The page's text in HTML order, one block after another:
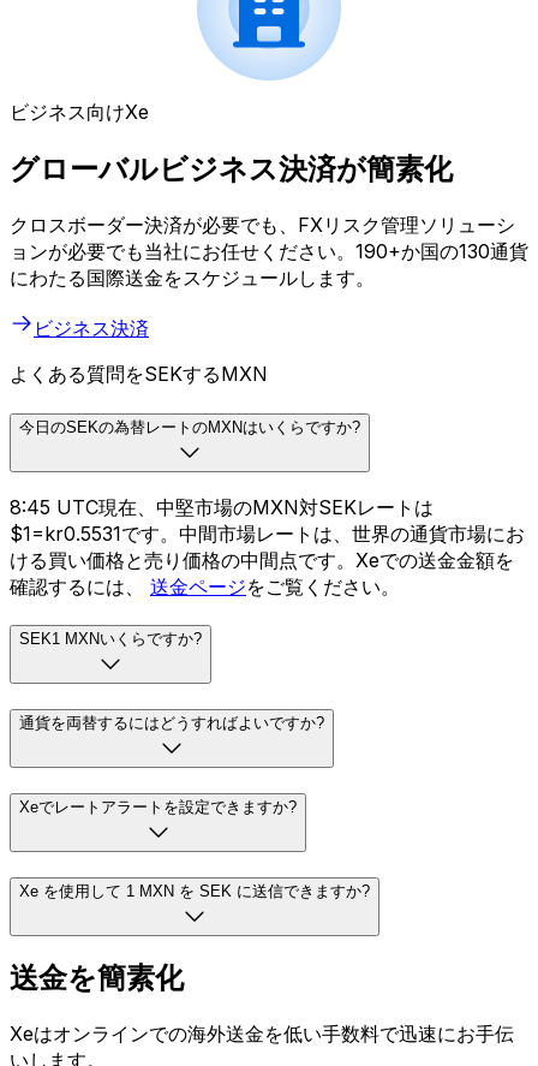
ビジネス向けXe
グローバルビジネス決済が簡素化
クロスボーダー決済が必要でも、FXリスク管理ソリューシ
ョンが必要でも当社にお任せください。190+か国の130通貨
にわたる国際送金をスケジュールします。
ビジネス決済
よくある質問をSEKするMXN
今日のSEKの為替レートのMXNはいくらですか?
8:45 UTC現在、中堅市場のMXN対SEKレートは
$1=kr0.5531です。中間市場レートは、世界の通貨市場にお
ける買い価格と売り価格の中間点です。Xeでの送金金額を
確認するには、 送金ページをご覧ください。
SEK1 MXNいくらですか?
通貨を両替するにはどうすればよいですか?
Xeでレートアラートを設定できますか?
Xe を使用して 1 MXN を SEK に送信できますか?
送金を簡素化
Xeはオンラインでの海外送金を低い手数料で迅速にお手伝
いします。